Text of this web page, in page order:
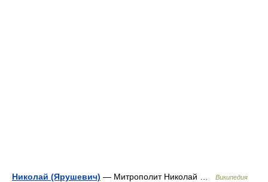
Николай (Ярушевич) — Митрополит Николай … Википедия